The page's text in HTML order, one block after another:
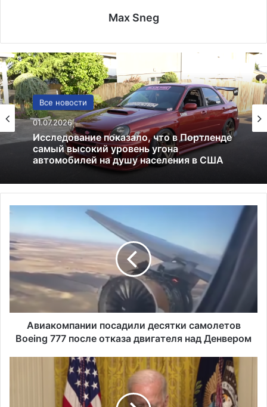
Max Sneg
Все новости
01.07.2026
Исследование показало, что в Портленде
самый высокий уровень угона
автомобилей на душу населения в США
США
13.06.2025
Америка имеет огромный избыток сыра
А
и
а
к
о
п
а
Авиакомпании посадили десятки самолетов
Boeing 777 после отказа двигателя над Денвером